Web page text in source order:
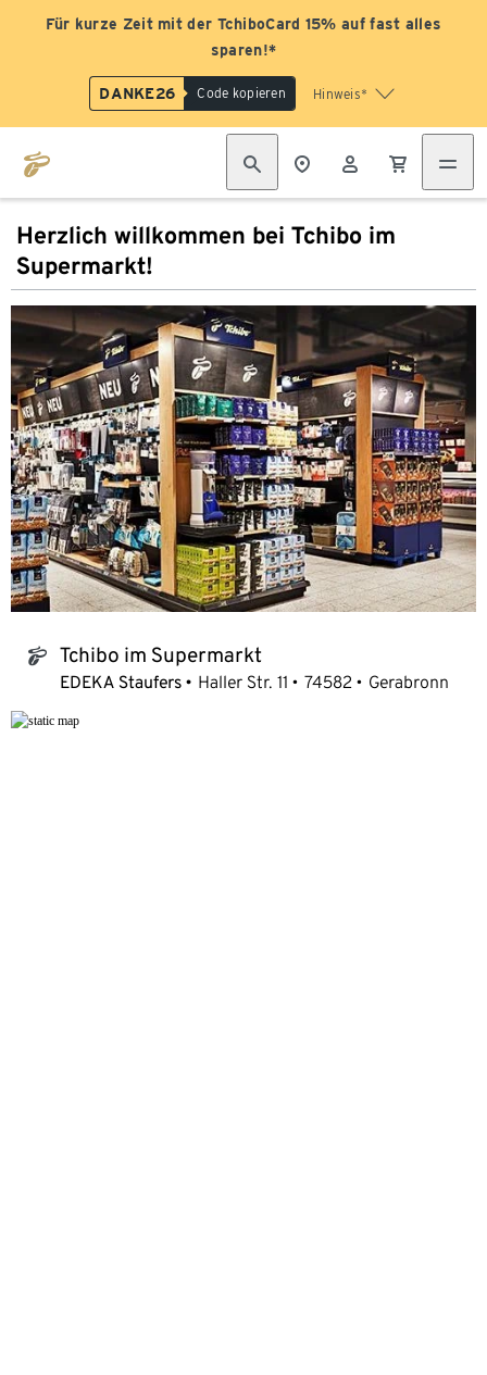
Für kurze Zeit mit der TchiboCard 15% auf fast alles
sparen!*
DANKE26 Code kopieren Hinweis*
Herzlich willkommen bei Tchibo im
Supermarkt!
tchibo_logo Tchibo im Supermarkt
EDEKA Staufers Haller Str. 11 74582 Gerabronn